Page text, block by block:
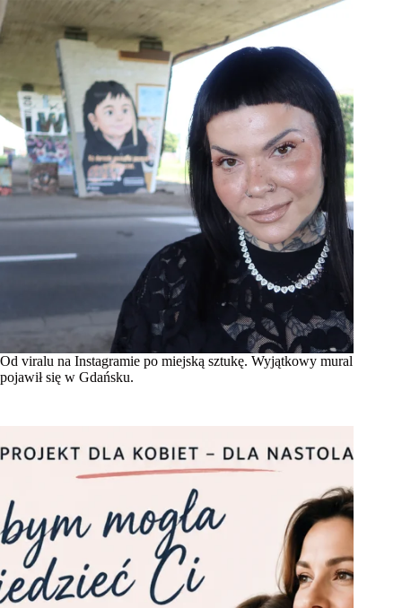
Od viralu na Instagramie po miejską sztukę. Wyjątkowy mural
pojawił się w Gdańsku.